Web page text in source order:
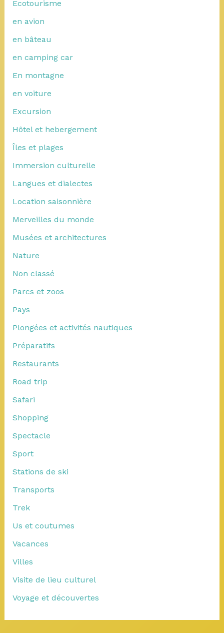
Ecotourisme
en avion
en bâteau
en camping car
En montagne
en voiture
Excursion
Hôtel et hebergement
Îles et plages
Immersion culturelle
Langues et dialectes
Location saisonnière
Merveilles du monde
Musées et architectures
Nature
Non classé
Parcs et zoos
Pays
Plongées et activités nautiques
Préparatifs
Restaurants
Road trip
Safari
Shopping
Spectacle
Sport
Stations de ski
Transports
Trek
Us et coutumes
Vacances
Villes
Visite de lieu culturel
Voyage et découvertes